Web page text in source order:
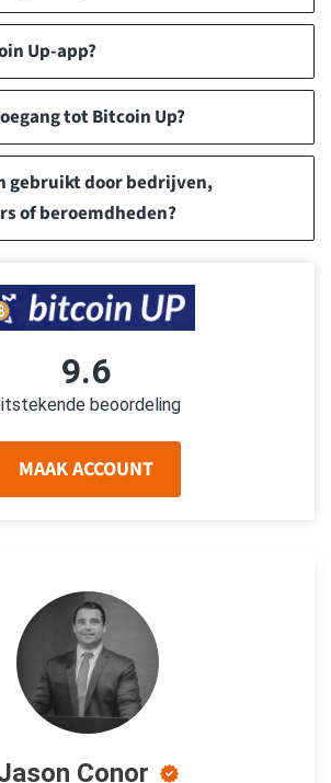
Up-app?
tot Bitcoin Up?
gebruikt door bedrijven,
of beroemdheden?
9.6
beoordeling
MAAK ACCOUNT
Conor